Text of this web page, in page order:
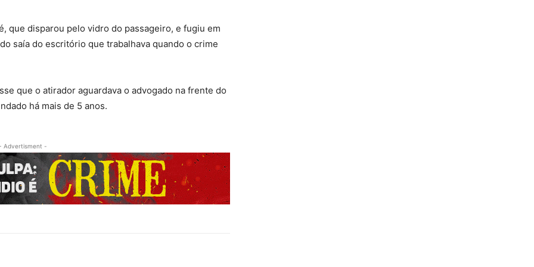
que disparou pelo vidro do passageiro, e fugiu em
saía do escritório que trabalhava quando o crime
que o atirador aguardava o advogado na frente do
há mais de 5 anos.
Advertisment -